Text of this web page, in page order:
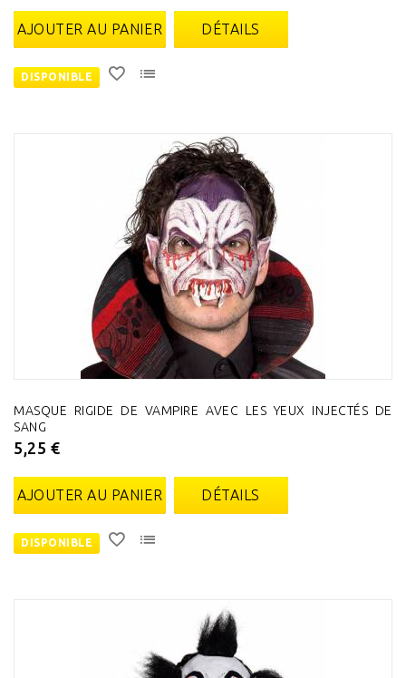
AJOUTER AU PANIER DÉTAILS
DISPONIBLE
MASQUE RIGIDE DE VAMPIRE AVEC LES YEUX INJECTÉS DE
SANG
5,25 €
AJOUTER AU PANIER DÉTAILS
DISPONIBLE